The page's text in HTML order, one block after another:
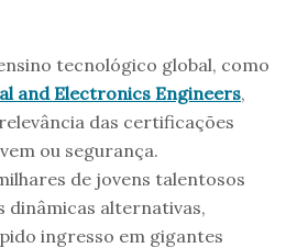
tecnológico global, como
and Electronics Engineers,
das certificações
ou segurança.
de jovens talentosos
alternativas,
ingresso em gigantes